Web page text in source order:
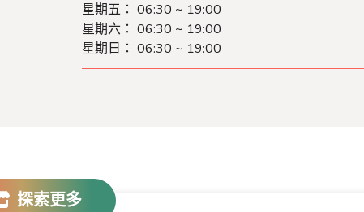
星期五： 06:30 ~ 19:00
星期六： 06:30 ~ 19:00
星期日： 06:30 ~ 19:00
探索更多